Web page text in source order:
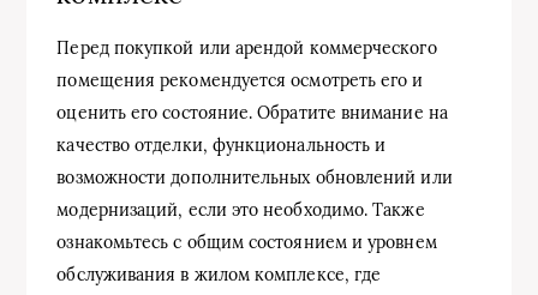
Перед покупкой или арендой коммерческого
помещения рекомендуется осмотреть его и
оценить его состояние. Обратите внимание на
качество отделки, функциональность и
возможности дополнительных обновлений или
модернизаций, если это необходимо. Также
ознакомьтесь с общим состоянием и уровнем
обслуживания в жилом комплексе, где